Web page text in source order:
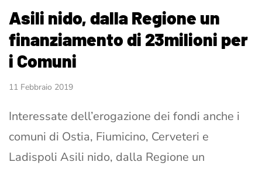
Asili nido, dalla Regione un
finanziamento di 23milioni per
i Comuni
11 Febbraio 2019
Interessate dell’erogazione dei fondi anche i
comuni di Ostia, Fiumicino, Cerveteri e
Ladispoli Asili nido, dalla Regione un